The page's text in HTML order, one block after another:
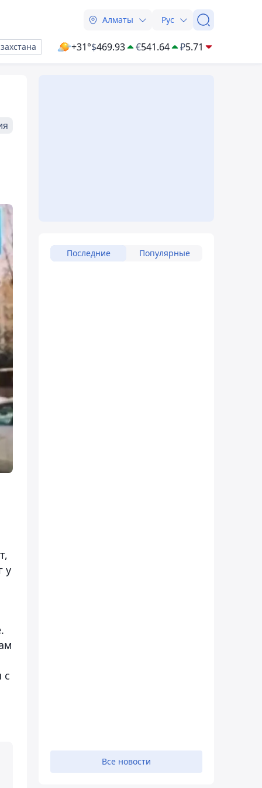
Алматы Рус
+31°$469.93 €541.64 ₽5.71
у
с
Последние Популярные
Все новости